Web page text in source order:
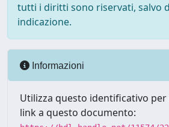
tutti i diritti sono riservati, salvo
indicazione.
Informazioni
Utilizza questo identificativo
link a questo documento: